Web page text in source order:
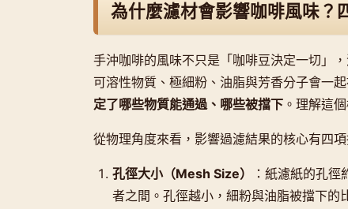
為什麼濾材會影響咖啡風味？
手沖咖啡的風味不只是「咖啡豆決定一切」
可溶性物質、極細粉、油脂與芳香分子會一
定了哪些物質能通過、哪些被擋下 。理解這
從物理角度來看，影響過濾結果的核心有四項
孔徑大小（Mesh Size）
：紙濾紙的孔
者之間。孔徑越小，細粉與油脂被擋下的